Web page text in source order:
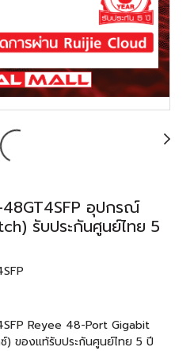
48GT4SFP อุปกรณ์
รับประกันศูนย์ไทย 5
Reyee 48-Port Gigabit
) ของแท้รับประกันศูนย์ไทย 5 ปี